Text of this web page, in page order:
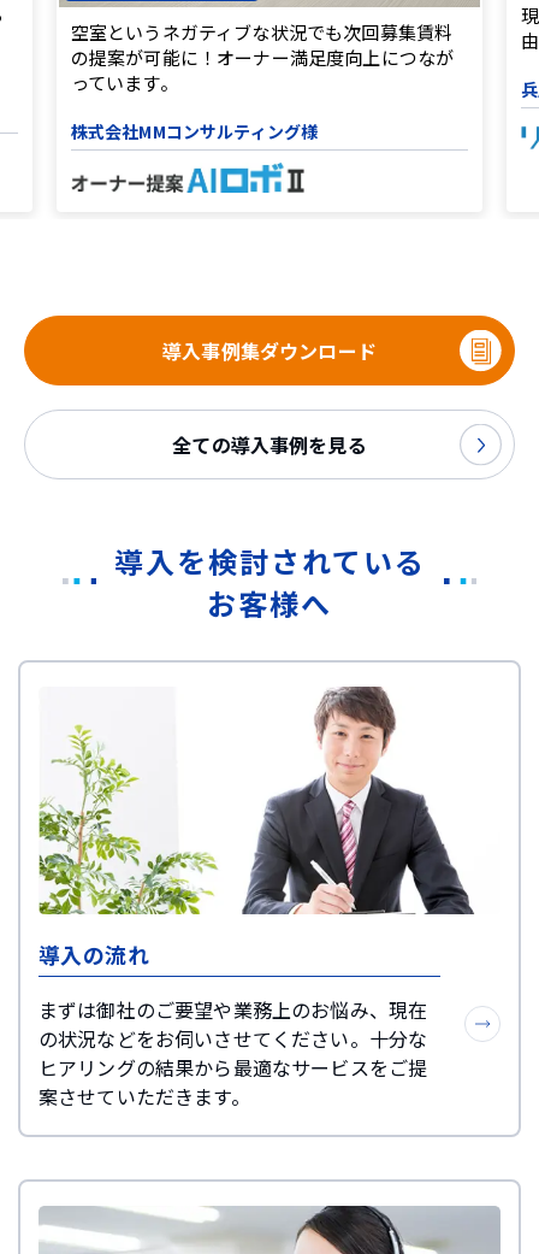
空室というネガティブな状況でも次回募集賃料
の提案が可能に！オーナー満足度向上につなが
っています。
株式会社MMコンサルティング様
導入事例集ダウンロード
全ての導入事例を見る
導入を検討されている
お客様へ
導入の流れ
まずは御社のご要望や業務上のお悩み、現在
の状況などをお伺いさせてください。十分な
ヒアリングの結果から最適なサービスをご提
案させていただきます。